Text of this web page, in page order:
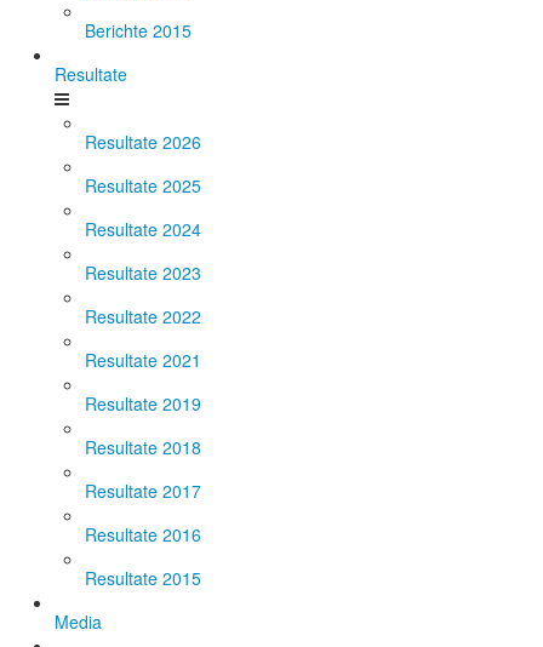
Berichte 2015
Resultate
Resultate 2026
Resultate 2025
Resultate 2024
Resultate 2023
Resultate 2022
Resultate 2021
Resultate 2019
Resultate 2018
Resultate 2017
Resultate 2016
Resultate 2015
Media